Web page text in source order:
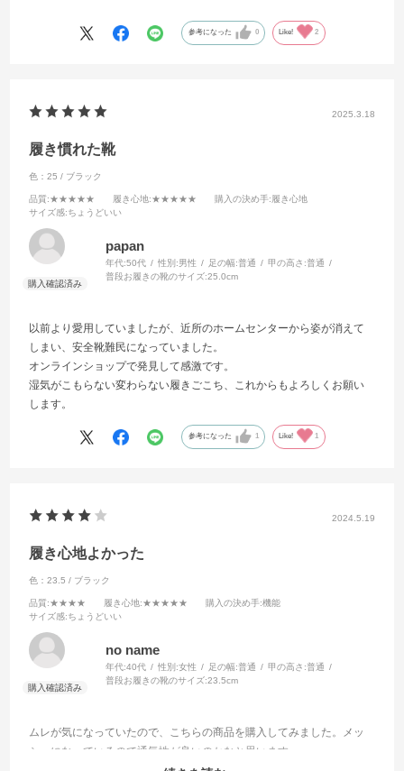
参考になった 0 Like! 2
2025.3.18
履き慣れた靴
色：25 / ブラック
品質:★★★★★ 履き心地:★★★★★ 購入の決め手:履き心地
サイズ感:ちょうどいい
papan
年代:50代 性別:男性 足の幅:普通 甲の高さ:普通
普段お履きの靴のサイズ:25.0cm
以前より愛用していましたが、近所のホームセンターから姿が消えて
しまい、安全靴難民になっていました。
オンラインショップで発見して感激です。
湿気がこもらない変わらない履きごこち、これからもよろしくお願い
します。
参考になった 1 Like! 1
2024.5.19
履き心地よかった
色：23.5 / ブラック
品質:★★★★ 履き心地:★★★★★ 購入の決め手:機能
サイズ感:ちょうどいい
no name
年代:40代 性別:女性 足の幅:普通 甲の高さ:普通
普段お履きの靴のサイズ:23.5cm
ムレが気になっていたので、こちらの商品を購入してみました。メッ
シュになっているので通気性が良いのかなと思います。